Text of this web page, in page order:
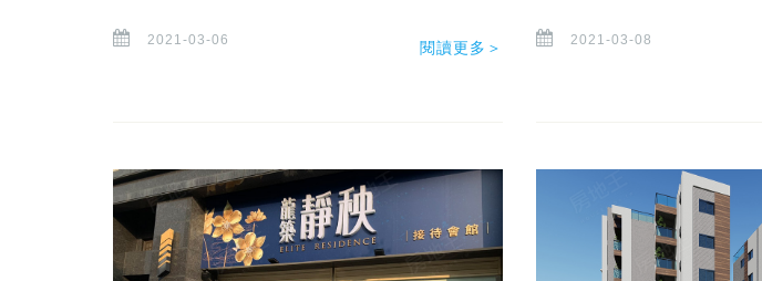
2021-03-06 閱讀更多＞ 2021-03-08